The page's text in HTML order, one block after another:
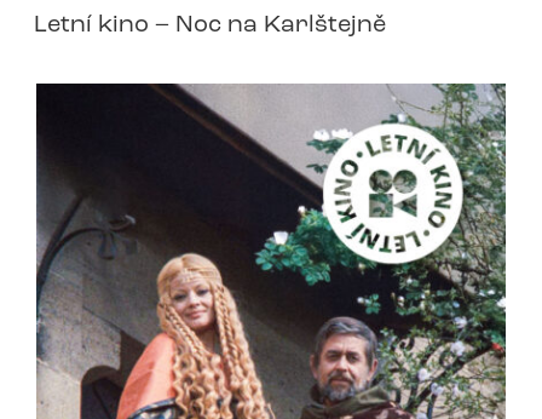
Letní kino – Noc na Karlštejně